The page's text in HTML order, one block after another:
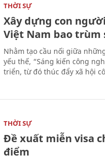
THỜI SỰ
Xây dựng con
Việt Nam bao trùm
Nhằm tạo cầu nối giữa
yếu thế, “Sáng kiến công
triển, từ đó thúc đẩy xã hội
THỜI SỰ
Đề xuất miễn visa
điểm